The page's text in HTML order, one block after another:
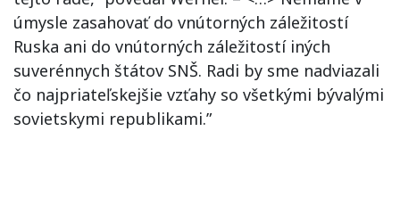
úmysle zasahovať do vnútorných záležitostí
Ruska ani do vnútorných záležitostí iných
suverénnych štátov SNŠ. Radi by sme nadviazali
čo najpriateľskejšie vzťahy so všetkými bývalými
sovietskymi republikami.”